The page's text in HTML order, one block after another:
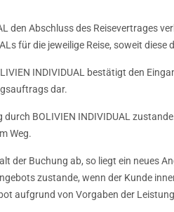
den Abschluss des Reisevertrages
für die jeweilige Reise, soweit diese
INDIVIDUAL bestätigt den
dar.
BOLIVIEN INDIVIDUAL
Weg.
Buchung ab, so liegt ein neues
zustande, wenn der Kunde
aufgrund von Vorgaben der